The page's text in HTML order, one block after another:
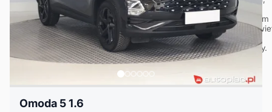
Omoda 5 1.6